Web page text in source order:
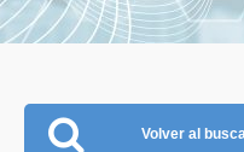
Volver al